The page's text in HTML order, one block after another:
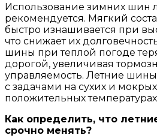
Использование зимних шин
рекомендуется. Мягкий
быстро изнашивается при
что снижает их
шины при теплой погоде
дорогой, увеличивая
управляемость. Летние
с задачами на сухих и
положительных
Как определить, что
срочно менять?